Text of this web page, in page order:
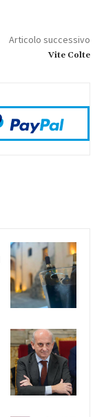
Articolo successivo
Vite Colte